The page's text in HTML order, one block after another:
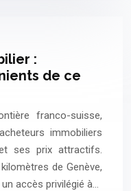
:
de ce
franco-suisse,
immobiliers
ses prix attractifs.
de Genève,
accès privilégié à…